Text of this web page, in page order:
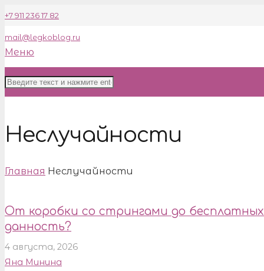
+7 911 236 17 82
mail@legkoblog.ru
Меню
Неслучайности
Главная Неслучайности
От коробки со стрингами до
данность?
4 августа, 2026
Яна Минина